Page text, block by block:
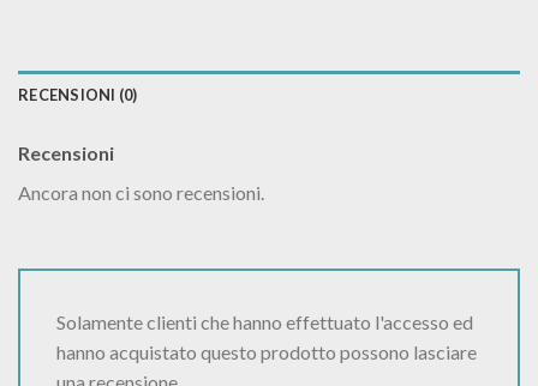
RECENSIONI (0)
Recensioni
Ancora non ci sono recensioni.
Solamente clienti che hanno effettuato l'accesso ed
hanno acquistato questo prodotto possono lasciare
una recensione.